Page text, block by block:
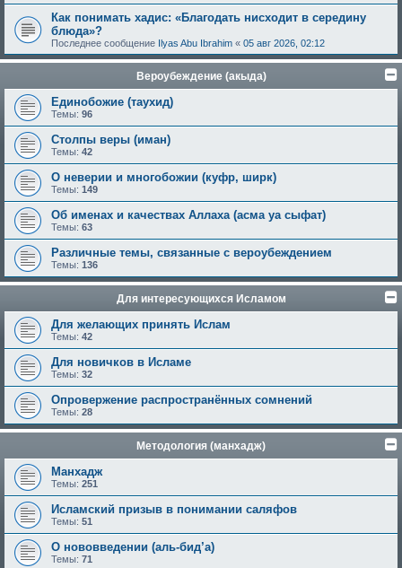
Как понимать хадис: «Благодать нисходит в середину
блюда»?
Последнее сообщение Ilyas Abu Ibrahim « 05 авг 2026, 02:12
Вероубеждение (акыда)
Единобожие (таухид)
Темы: 96
Столпы веры (иман)
Темы: 42
О неверии и многобожии (куфр, ширк)
Темы: 149
Об именах и качествах Аллаха (асма уа сыфат)
Темы: 63
Различные темы, связанные с вероубеждением
Темы: 136
Для интересующихся Исламом
Для желающих принять Ислам
Темы: 42
Для новичков в Исламе
Темы: 32
Опровержение распространённых сомнений
Темы: 28
Методология (манхадж)
Манхадж
Темы: 251
Исламский призыв в понимании саляфов
Темы: 51
О нововведении (аль-бид’а)
Темы: 71